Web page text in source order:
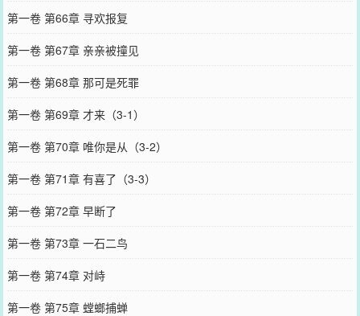
第一卷 第66章 寻欢报复
第一卷 第67章 亲亲被撞见
第一卷 第68章 那可是死罪
第一卷 第69章 才来（3-1）
第一卷 第70章 唯你是从（3-2）
第一卷 第71章 有喜了（3-3）
第一卷 第72章 早断了
第一卷 第73章 一石二鸟
第一卷 第74章 对峙
第一卷 第75章 螳螂捕蝉